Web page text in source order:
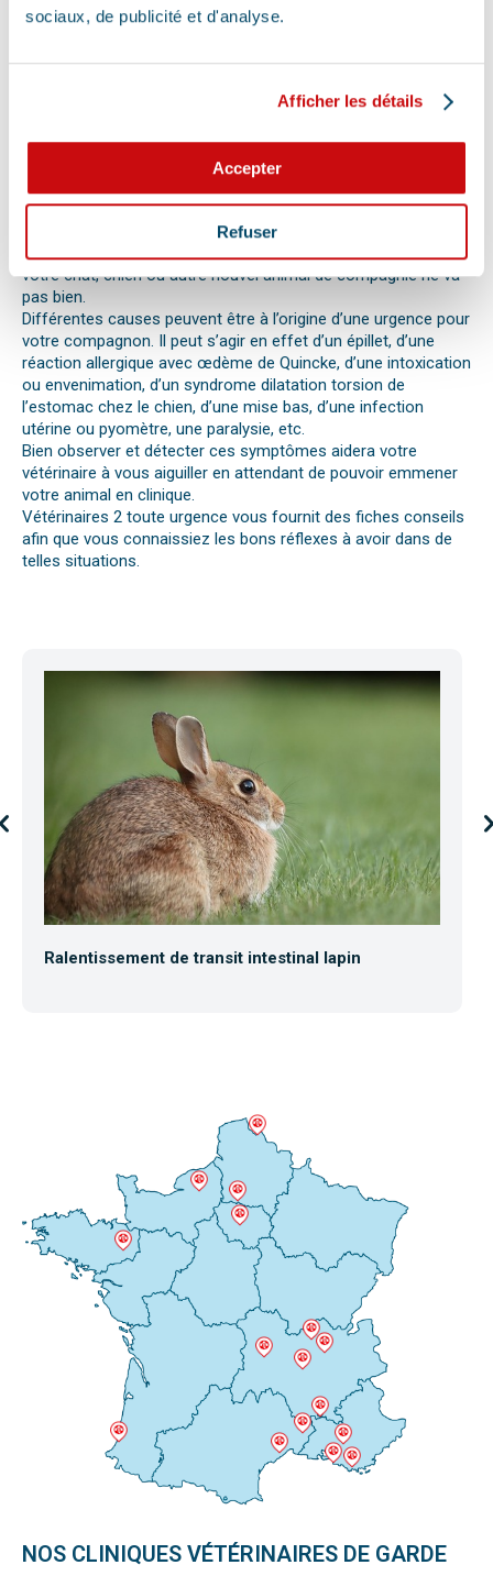
sociaux, de publicité et d'analyse.
Afficher les détails
Accepter
Refuser
Ainsi, le premier réflexe à avoir dans une telle situation est de
contacter le vétérinaire de garde ou la clinique d’urgence
sécurité de votre animal pour ne pas empirer la situation.
la situation à un professionnel, il faut faire attention aux
signaux. Tout comportement anormal ou abattement doit
Les difficultés respiratoires, pertes de conscience, les
vomissements, constipations ou diarrhées, une blessure, une
perte d’appétit soudaine sont autant de signes visibles que
votre chat, chien ou autre nouvel animal de compagnie ne va
pas bien.
Différentes causes peuvent être à l’origine d’une urgence pour
votre compagnon. Il peut s’agir en effet d’un épillet, d’une
réaction allergique avec œdème de Quincke, d’une intoxication
ou envenimation, d’un syndrome dilatation torsion de
l’estomac chez le chien, d’une mise bas, d’une infection
utérine ou pyomètre, une paralysie, etc.
Bien observer et détecter ces symptômes aidera votre
vétérinaire à vous aiguiller en attendant de pouvoir emmener
votre animal en clinique.
Vétérinaires 2 toute urgence vous fournit des fiches conseils
afin que vous connaissiez les bons réflexes à avoir dans de
telles situations.
Ralentissement de transit intestinal lapin
NOS CLINIQUES VÉTÉRINAIRES DE GARDE